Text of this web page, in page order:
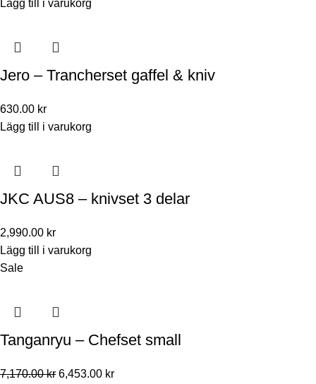
Lägg till i varukorg
Jero – Trancherset gaffel & kniv
630.00 kr
Lägg till i varukorg
JKC AUS8 – knivset 3 delar
2,990.00 kr
Lägg till i varukorg
Sale
Tanganryu – Chefset small
7,170.00kr 6,453.00 kr